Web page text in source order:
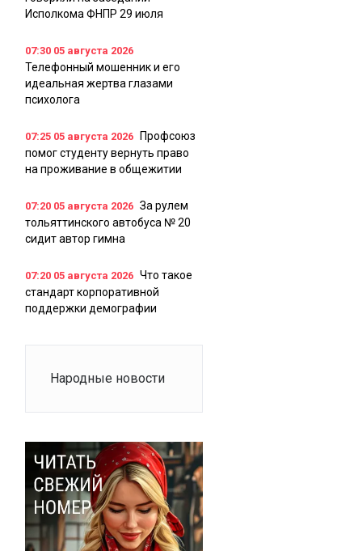
Исполкома ФНПР 29 июля
07:30 05 августа 2026
Телефонный мошенник и его
идеальная жертва глазами
психолога
07:25 05 августа 2026
Профсоюз
помог студенту вернуть право
на проживание в общежитии
07:20 05 августа 2026 За рулем
тольяттинского автобуса № 20
сидит автор гимна
07:20 05 августа 2026 Что такое
стандарт корпоративной
поддержки демографии
Народные новости